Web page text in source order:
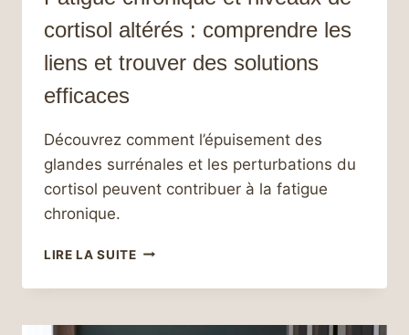
cortisol altérés : comprendre les
liens et trouver des solutions
efficaces
Découvrez comment l’épuisement des
glandes surrénales et les perturbations du
cortisol peuvent contribuer à la fatigue
chronique.
LIRE LA SUITEFATIGUE
ET
DE